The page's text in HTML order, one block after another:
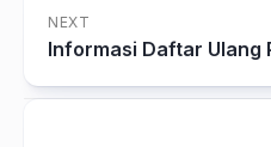
NEXT
Informasi Daftar Ulang